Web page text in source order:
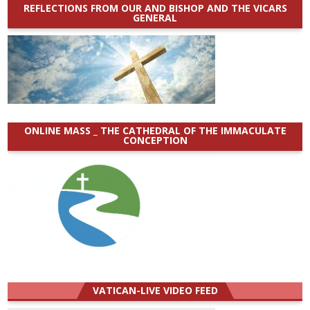
REFLECTIONS FROM OUR AND BISHOP AND THE VICARS
GENERAL
ONLINE MASS _ THE CATHEDRAL OF THE IMMACULATE
CONCEPTION
VATICAN-LIVE VIDEO FEED